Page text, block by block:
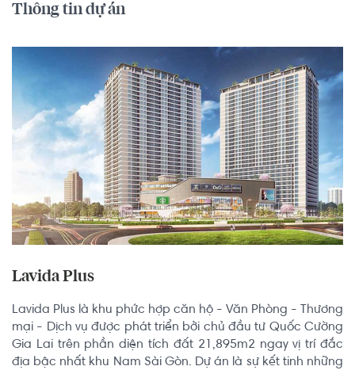
Thông tin dự án
Lavida Plus
Lavida Plus là khu phức hợp căn hộ - Văn Phòng - Thương
mại - Dịch vụ được phát triển bởi chủ đầu tư Quốc Cường
Gia Lai trên phần diện tích đất 21,895m2 ngay vị trí đắc
địa bậc nhất khu Nam Sài Gòn. Dự án là sự kết tinh những